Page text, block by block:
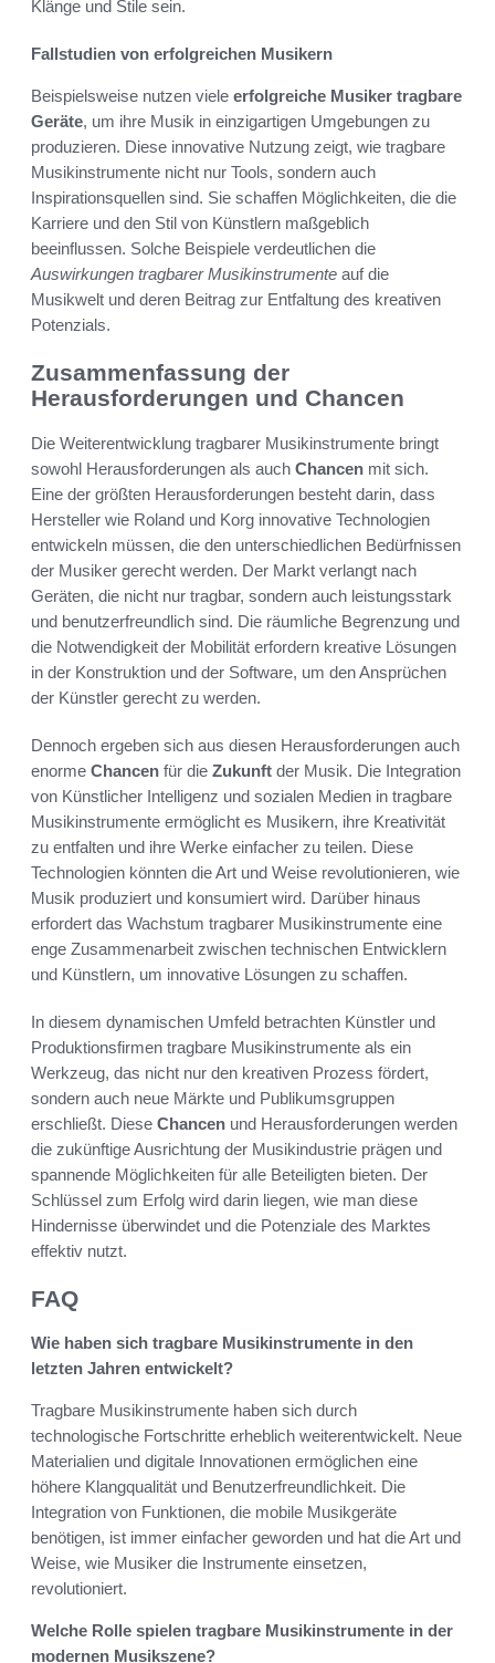
Klänge und Stile sein.
Fallstudien von erfolgreichen Musikern
Beispielsweise nutzen viele erfolgreiche Musiker tragbare
Geräte, um ihre Musik in einzigartigen Umgebungen zu
produzieren. Diese innovative Nutzung zeigt, wie tragbare
Musikinstrumente nicht nur Tools, sondern auch
Inspirationsquellen sind. Sie schaffen Möglichkeiten, die die
Karriere und den Stil von Künstlern maßgeblich
beeinflussen. Solche Beispiele verdeutlichen die
Auswirkungen tragbarer Musikinstrumente auf die
Musikwelt und deren Beitrag zur Entfaltung des kreativen
Potenzials.
Zusammenfassung der
Herausforderungen und Chancen
Die Weiterentwicklung tragbarer Musikinstrumente bringt
sowohl Herausforderungen als auch Chancen mit sich.
Eine der größten Herausforderungen besteht darin, dass
Hersteller wie Roland und Korg innovative Technologien
entwickeln müssen, die den unterschiedlichen Bedürfnissen
der Musiker gerecht werden. Der Markt verlangt nach
Geräten, die nicht nur tragbar, sondern auch leistungsstark
und benutzerfreundlich sind. Die räumliche Begrenzung und
die Notwendigkeit der Mobilität erfordern kreative Lösungen
in der Konstruktion und der Software, um den Ansprüchen
der Künstler gerecht zu werden.
Dennoch ergeben sich aus diesen Herausforderungen auch
enorme Chancen für die Zukunft der Musik. Die Integration
von Künstlicher Intelligenz und sozialen Medien in tragbare
Musikinstrumente ermöglicht es Musikern, ihre Kreativität
zu entfalten und ihre Werke einfacher zu teilen. Diese
Technologien könnten die Art und Weise revolutionieren, wie
Musik produziert und konsumiert wird. Darüber hinaus
erfordert das Wachstum tragbarer Musikinstrumente eine
enge Zusammenarbeit zwischen technischen Entwicklern
und Künstlern, um innovative Lösungen zu schaffen.
In diesem dynamischen Umfeld betrachten Künstler und
Produktionsfirmen tragbare Musikinstrumente als ein
Werkzeug, das nicht nur den kreativen Prozess fördert,
sondern auch neue Märkte und Publikumsgruppen
erschließt. Diese Chancen und Herausforderungen werden
die zukünftige Ausrichtung der Musikindustrie prägen und
spannende Möglichkeiten für alle Beteiligten bieten. Der
Schlüssel zum Erfolg wird darin liegen, wie man diese
Hindernisse überwindet und die Potenziale des Marktes
effektiv nutzt.
FAQ
Wie haben sich tragbare Musikinstrumente in den
letzten Jahren entwickelt?
Tragbare Musikinstrumente haben sich durch
technologische Fortschritte erheblich weiterentwickelt. Neue
Materialien und digitale Innovationen ermöglichen eine
höhere Klangqualität und Benutzerfreundlichkeit. Die
Integration von Funktionen, die mobile Musikgeräte
benötigen, ist immer einfacher geworden und hat die Art und
Weise, wie Musiker die Instrumente einsetzen,
revolutioniert.
Welche Rolle spielen tragbare Musikinstrumente in der
modernen Musikszene?